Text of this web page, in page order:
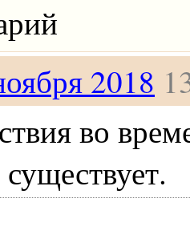
2018
во